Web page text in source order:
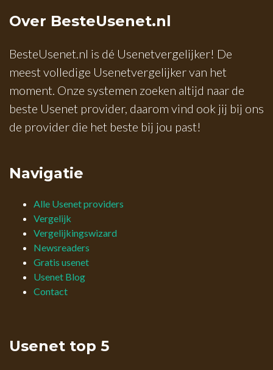
Over BesteUsenet.nl
BesteUsenet.nl is dé Usenetvergelijker! De
meest volledige Usenetvergelijker van het
moment. Onze systemen zoeken altijd naar de
beste Usenet provider, daarom vind ook jij bij ons
de provider die het beste bij jou past!
Navigatie
Alle Usenet providers
Vergelijk
Vergelijkingswizard
Newsreaders
Gratis usenet
Usenet Blog
Contact
Usenet top 5